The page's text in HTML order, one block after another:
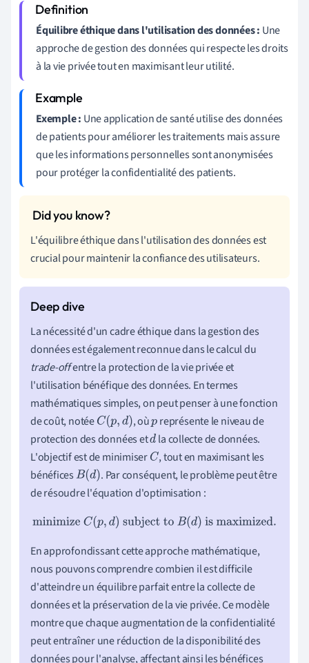
Équilibre éthique dans l'utilisation des données : Une
approche de gestion des données qui respecte les droits
à la vie privée tout en maximisant leur utilité.
Exemple : Une application de santé utilise des données
de patients pour améliorer les traitements mais assure
que les informations personnelles sont anonymisées
pour protéger la confidentialité des patients.
L'équilibre éthique dans l'utilisation des données est
crucial pour maintenir la confiance des utilisateurs.
La nécessité d'un cadre éthique dans la gestion des
données est également reconnue dans le calcul du
trade-offentre la protection de la vie privée et
l'utilisation bénéfique des données. En termes
mathématiques simples, on peut penser à une fonction
de coût, notéeC(p,d) , oùpreprésente le niveau de
protection des données etdla collecte de données.
L'objectif est de minimiserC , tout en maximisant les
bénéficesB(d) . Par conséquent, le problème peut être
de résoudre l'équation d'optimisation :
minimizeC(p,d )subject toB(d)is maximized.
En approfondissant cette approche mathématique,
nous pouvons comprendre combien il est difficile
d'atteindre un équilibre parfait entre la collecte de
données et la préservation de la vie privée. Ce modèle
montre que chaque augmentation de la confidentialité
peut entraîner une réduction de la disponibilité des
données pour l'analyse, affectant ainsi les bénéfices